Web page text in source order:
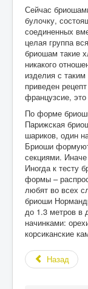
Сейчас
булочку,
соединенных
целая группа
бриошам такие
никакого
изделия с
приведен
французсие,
По форме
Парижская
шариков, один
Бриоши
секциями.
Иногда к тесту
формы –
любят во всех
бриоши
до 1.3 метров в
начинками:
корсиканские
Назад